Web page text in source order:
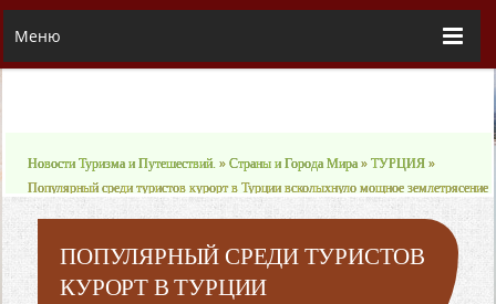
Меню
Новости Туризма и Путешествий. »Страны и Города Мира »ТУРЦИЯ »
Популярный среди туристов курорт в Турции всколыхнуло мощное землетрясение
- «ТУРЦИЯ»
ПОПУЛЯРНЫЙ СРЕДИ ТУРИСТОВ
КУРОРТ В ТУРЦИИ